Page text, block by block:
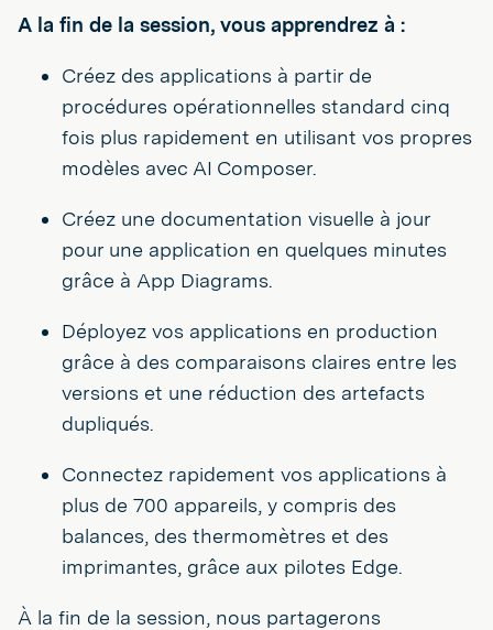
A la fin de la session, vous apprendrez à :
Créez des applications à partir de
procédures opérationnelles standard cinq
fois plus rapidement en utilisant vos propres
modèles avec AI Composer.
Créez une documentation visuelle à jour
pour une application en quelques minutes
grâce à App Diagrams.
Déployez vos applications en production
grâce à des comparaisons claires entre les
versions et une réduction des artefacts
dupliqués.
Connectez rapidement vos applications à
plus de 700 appareils, y compris des
balances, des thermomètres et des
imprimantes, grâce aux pilotes Edge.
À la fin de la session, nous partagerons